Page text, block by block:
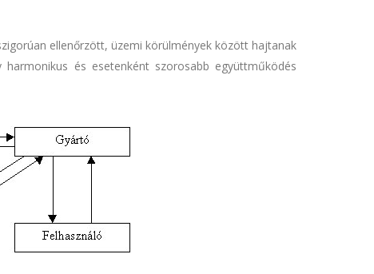
ellenőrzött, üzemi körülmények között hajtanak
és esetenként szorosabb együttműködés